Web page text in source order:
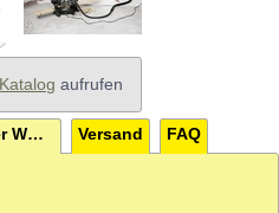
Katalog aufrufen
Kärcher Mehrzwecksauger WD 5 P Versand FAQ